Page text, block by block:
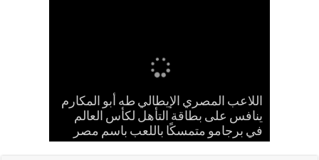
اللاعب المصري الإيطالي طه أبو المكارم
ينافس على بطاقة التأهل لكأس العالم
في برجامو متمسكًا باللعب باسم مصر
مدحت بركات يستقبل الشيخ كامل مطر
في لقاء ودي حاشد بمنشية القناطر
بحضور قيادات القبائل والعائلات المصرية
بالعلم المصري.. طه أبو المكارم يحسم
مواجهته الـ 66 في مسيرته بالتعادل أمام
بطل إيران
إسلام حشاد وإبراهيم حشاد يخطفان
الأنظار بتصميم عالمي ارتدته سلمى عادل
في مهرجان كان
حضانة «اقرأ النموذجية بجزيرة شطورة»
تحتفل بتخريج الدفعة الـ11 من براعم
المستقبل